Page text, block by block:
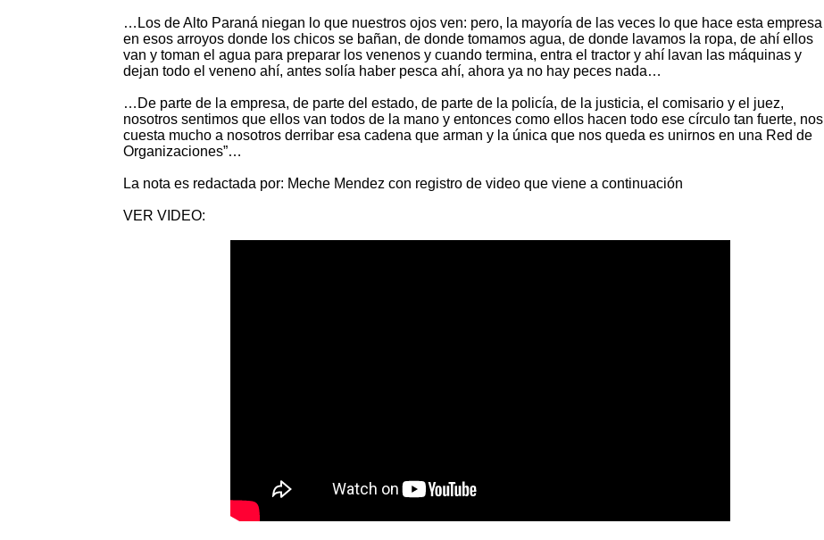
…Los de Alto Paraná niegan lo que nuestros ojos ven: pero, la mayoría de las veces lo que hace esta empresa
en esos arroyos donde los chicos se bañan, de donde tomamos agua, de donde lavamos la ropa, de ahí ellos
van y toman el agua para preparar los venenos y cuando termina, entra el tractor y ahí lavan las máquinas y
dejan todo el veneno ahí, antes solía haber pesca ahí, ahora ya no hay peces nada…
…De parte de la empresa, de parte del estado, de parte de la policía, de la justicia, el comisario y el juez,
nosotros sentimos que ellos van todos de la mano y entonces como ellos hacen todo ese círculo tan fuerte, nos
cuesta mucho a nosotros derribar esa cadena que arman y la única que nos queda es unirnos en una Red de
Organizaciones”…
La nota es redactada por: Meche Mendez con registro de video que viene a continuación
VER VIDEO: